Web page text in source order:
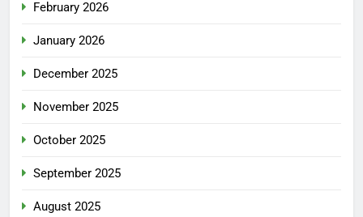
February 2026
January 2026
December 2025
November 2025
October 2025
September 2025
August 2025